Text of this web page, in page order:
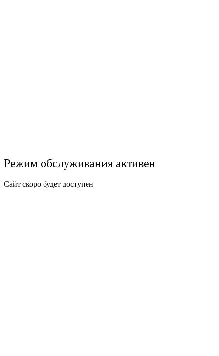
Режим обслуживания активен
Сайт скоро будет доступен